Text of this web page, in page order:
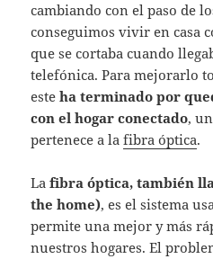
cambiando con el paso de
conseguimos vivir en casa
que se cortaba cuando
telefónica. Para mejorarlo
esteha terminado por
con el hogar conectado,
pertenece a lafibra óptica.
Lafibra óptica, también
the home), es el sistema
permite una mejor y más
nuestros hogares. El